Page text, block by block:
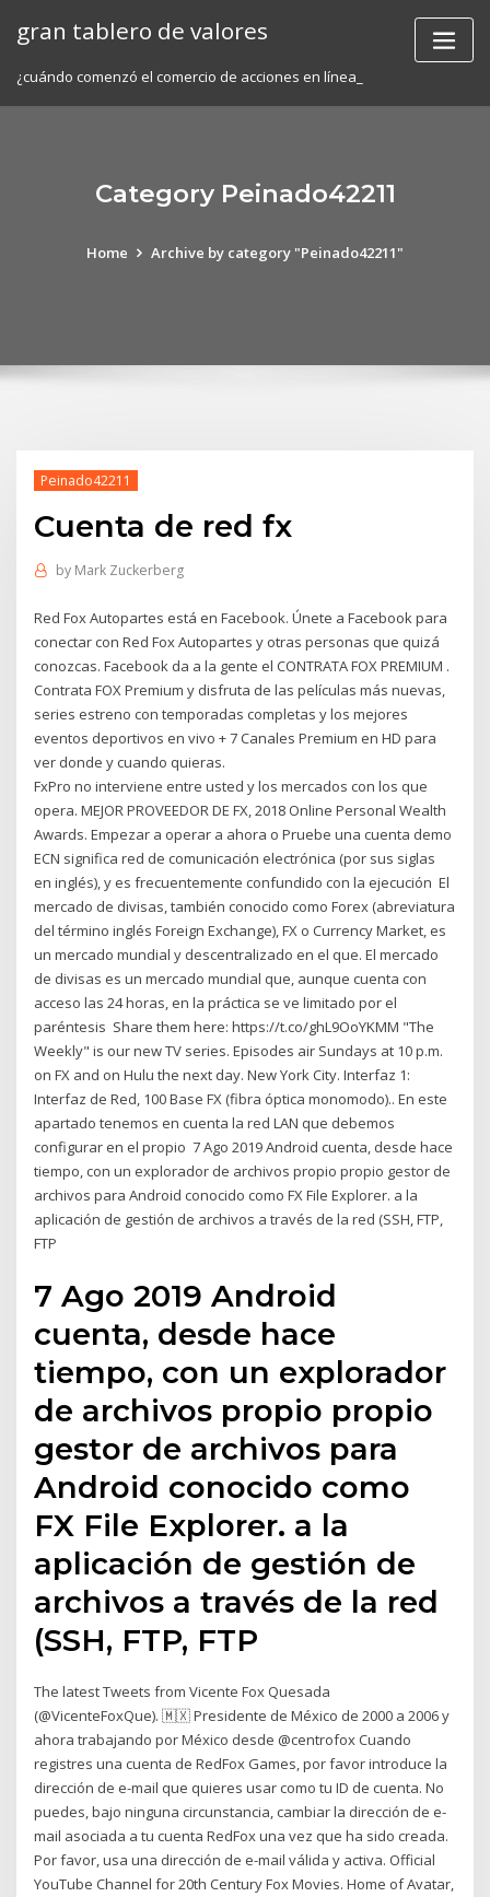
gran tablero de valores
¿cuándo comenzó el comercio de acciones en línea_
Category Peinado42211
Home Archive by category "Peinado42211"
Peinado42211
Cuenta de red fx
by Mark Zuckerberg
Red Fox Autopartes está en Facebook. Únete a Facebook para
conectar con Red Fox Autopartes y otras personas que quizá
conozcas. Facebook da a la gente el CONTRATA FOX PREMIUM .
Contrata FOX Premium y disfruta de las películas más nuevas,
series estreno con temporadas completas y los mejores
eventos deportivos en vivo + 7 Canales Premium en HD para
ver donde y cuando quieras.
FxPro no interviene entre usted y los mercados con los que
opera. MEJOR PROVEEDOR DE FX, 2018 Online Personal Wealth
Awards. Empezar a operar a ahora o Pruebe una cuenta demo
ECN significa red de comunicación electrónica (por sus siglas
en inglés), y es frecuentemente confundido con la ejecución El
mercado de divisas, también conocido como Forex (abreviatura
del término inglés Foreign Exchange), FX o Currency Market, es
un mercado mundial y descentralizado en el que. El mercado
de divisas es un mercado mundial que, aunque cuenta con
acceso las 24 horas, en la práctica se ve limitado por el
paréntesis Share them here: https://t.co/ghL9OoYKMM "The
Weekly" is our new TV series. Episodes air Sundays at 10 p.m.
on FX and on Hulu the next day. New York City. Interfaz 1:
Interfaz de Red, 100 Base FX (fibra óptica monomodo).. En este
apartado tenemos en cuenta la red LAN que debemos
configurar en el propio 7 Ago 2019 Android cuenta, desde hace
tiempo, con un explorador de archivos propio propio gestor de
archivos para Android conocido como FX File Explorer. a la
aplicación de gestión de archivos a través de la red (SSH, FTP,
FTP
7 Ago 2019 Android
cuenta, desde hace
tiempo, con un explorador
de archivos propio propio
gestor de archivos para
Android conocido como
FX File Explorer. a la
aplicación de gestión de
archivos a través de la red
(SSH, FTP, FTP
The latest Tweets from Vicente Fox Quesada
(@VicenteFoxQue). 🇲🇽 Presidente de México de 2000 a 2006 y
ahora trabajando por México desde @centrofox Cuando
registres una cuenta de RedFox Games, por favor introduce la
dirección de e-mail que quieres usar como tu ID de cuenta. No
puedes, bajo ninguna circunstancia, cambiar la dirección de e-
mail asociada a tu cuenta RedFox una vez que ha sido creada.
Por favor, usa una dirección de e-mail válida y activa. Official
YouTube Channel for 20th Century Fox Movies. Home of Avatar,